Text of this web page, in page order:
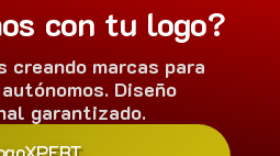
con tu logo?
creando marcas para
Diseño
garantizado.